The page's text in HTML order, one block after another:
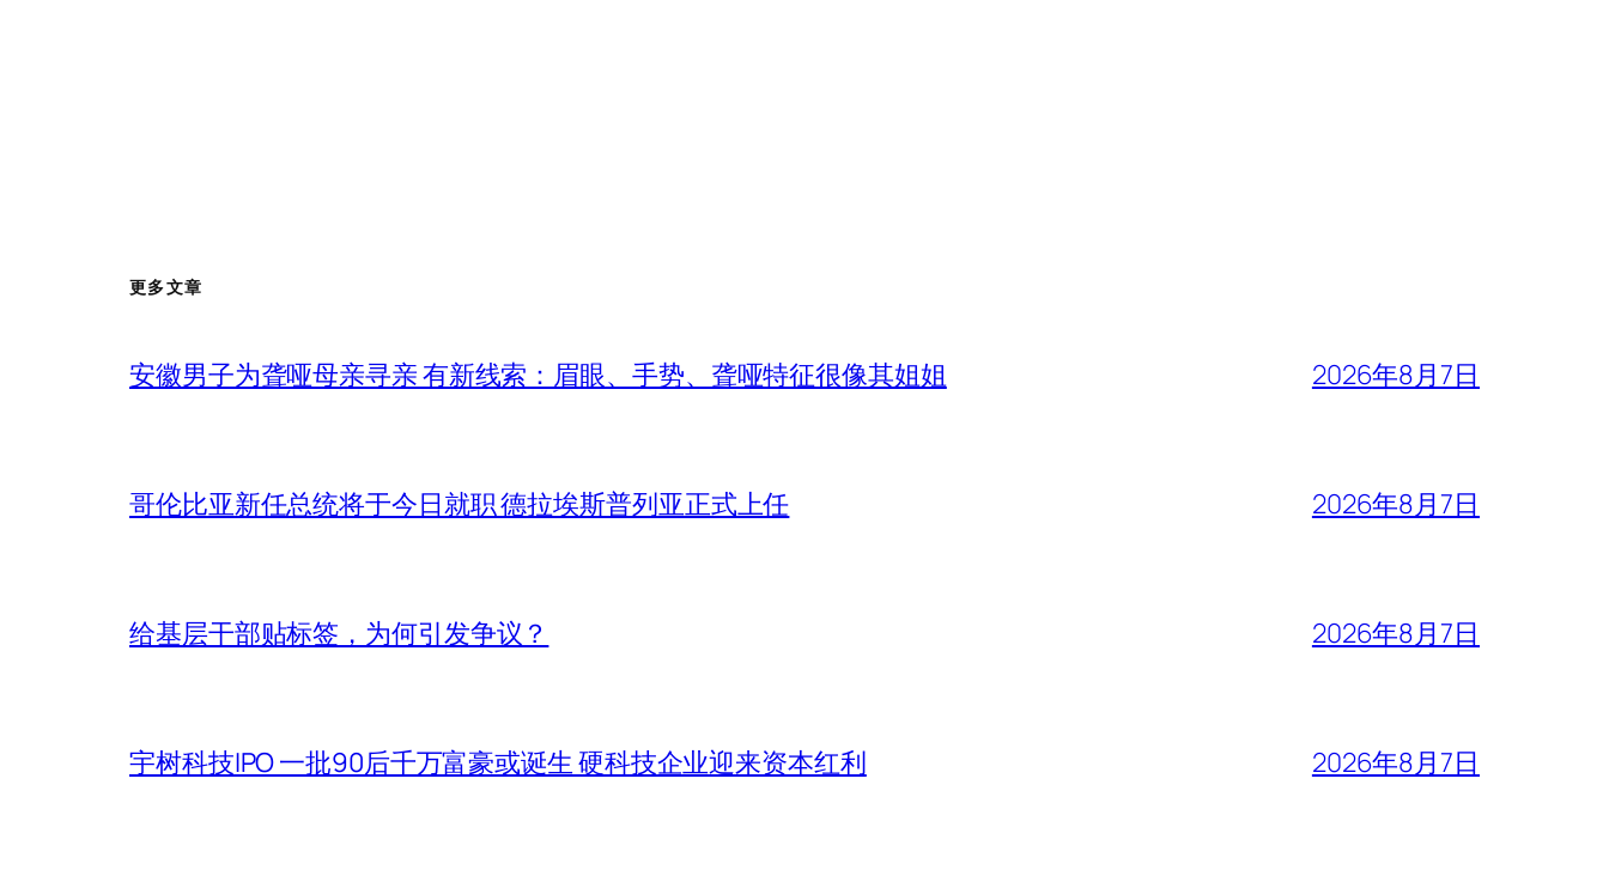
更多文章
安徽男子为聋哑母亲寻亲 有新线索：眉眼、手势、聋哑特征很像其姐姐 2026年8月7日
哥伦比亚新任总统将于今日就职 德拉埃斯普列亚正式上任 2026年8月7日
给基层干部贴标签，为何引发争议？ 2026年8月7日
宇树科技IPO 一批90后千万富豪或诞生 硬科技企业迎来资本红利 2026年8月7日